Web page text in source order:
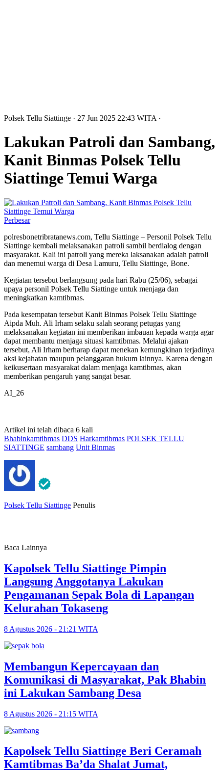
Polsek Tellu Siattinge · 27 Jun 2025 22:43 WITA ·
Lakukan Patroli dan Sambang,
Kanit Binmas Polsek Tellu
Siattinge Temui Warga
Perbesar
polresbonetribratanews.com, Tellu Siattinge – Personil Polsek Tellu
Siattinge kembali melaksanakan patroli sambil berdialog dengan
masyarakat. Kali ini patroli yang mereka laksanakan adalah patroli
dan menemui warga di Desa Lamuru, Tellu Siattinge, Bone.
Kegiatan tersebut berlangsung pada hari Rabu (25/06), sebagai
upaya personil Polsek Tellu Siattinge untuk menjaga dan
meningkatkan kamtibmas.
Pada kesempatan tersebut Kanit Binmas Polsek Tellu Siattinge
Aipda Muh. Ali Irham selaku salah seorang petugas yang
melaksanakan kegiatan ini memberikan imbauan kepada warga agar
dapat membantu menjaga situasi kamtibmas. Melalui ajakan
tersebut, Ali Irham berharap dapat menekan kemungkinan terjadinya
aksi kejahatan maupun pelanggaran hukum lainnya. Karena dengan
keikusertaan masyarakat dalam menjaga kamtibmas, akan
memberikan pengaruh yang sangat besar.
AI_26
Artikel ini telah dibaca 6 kali
Bhabinkamtibmas DDS Harkamtibmas POLSEK TELLU
SIATTINGE sambang Unit Binmas
Polsek Tellu Siattinge Penulis
Baca Lainnya
Kapolsek Tellu Siattinge Pimpin
Langsung Anggotanya Lakukan
Pengamanan Sepak Bola di Lapangan
Kelurahan Tokaseng
8 Agustus 2026 - 21:21 WITA
Membangun Kepercayaan dan
Komunikasi di Masyarakat, Pak Bhabin
ini Lakukan Sambang Desa
8 Agustus 2026 - 21:15 WITA
Kapolsek Tellu Siattinge Beri Ceramah
Kamtibmas Ba’da Shalat Jumat,